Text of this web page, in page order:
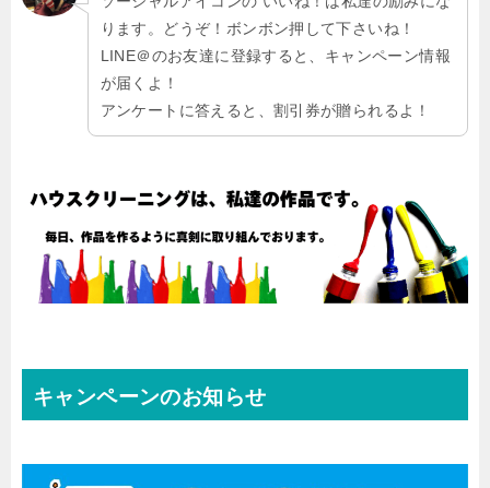
ります。どうぞ！ボンボン押して下さいね！
LINE＠のお友達に登録すると、キャンペーン情報
が届くよ！
アンケートに答えると、割引券が贈られるよ！
キャンペーンのお知らせ